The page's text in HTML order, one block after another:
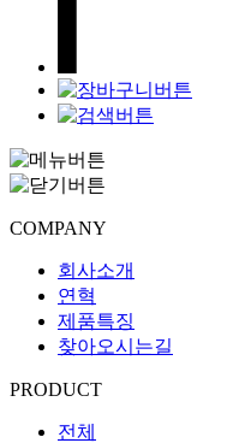
COMPANY
회사소개
연혁
제품특징
찾아오시는길
PRODUCT
전체